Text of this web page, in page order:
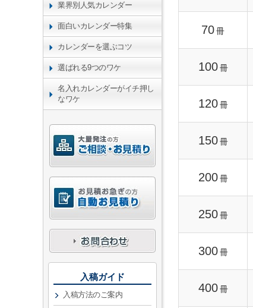
70冊
100 冊
120 冊
150 冊
200 冊
250 冊
300 冊
400 冊
業界別人気カレンダー
面白いカレンダー特集
カレンダーを選ぶコツ
選ばれる9つのワケ
名入れカレンダーがイチ押し
なワケ
入稿ガイド
入稿方法のご案内